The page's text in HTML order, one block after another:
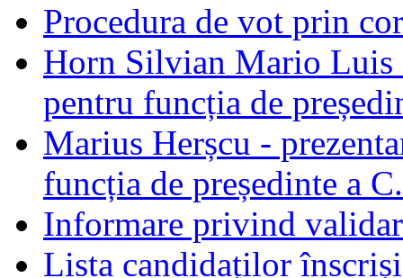
Procedura de vot prin
Horn Silvian Mario Luis
pentru funcția de
Marius Herșcu -
funcția de președinte a
Informare privind
Lista candidaților